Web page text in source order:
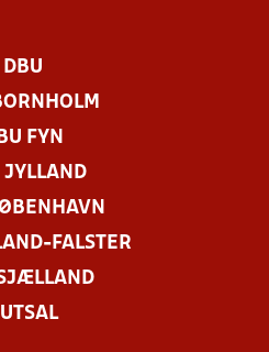
DBU
FYN
JYLLAND
FALSTER